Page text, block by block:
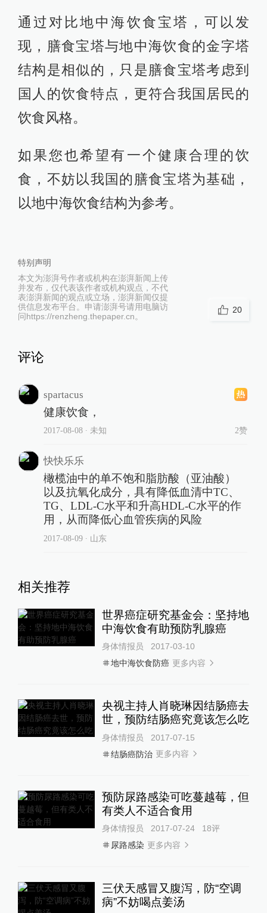
通过对比地中海饮食宝塔，可以发
现，膳食宝塔与地中海饮食的金字塔
结构是相似的，只是膳食宝塔考虑到
国人的饮食特点，更符合我国居民的
饮食风格。
如果您也希望有一个健康合理的饮
食，不妨以我国的膳食宝塔为基础，
以地中海饮食结构为参考。
特别声明
本文为澎湃号作者或机构在澎湃新闻上传
并发布，仅代表该作者或机构观点，不代
表澎湃新闻的观点或立场，澎湃新闻仅提
供信息发布平台。申请澎湃号请用电脑访
问https://renzheng.thepaper.cn。
20
评论
spartacus
健康饮食，
2017-08-08∙ 未知 2赞
快快乐乐
橄榄油中的单不饱和脂肪酸（亚油酸）
以及抗氧化成分，具有降低血清中TC、
TG、LDL-C水平和升高HDL-C水平的作
用，从而降低心血管疾病的风险
2017-08-09∙ 山东
相关推荐
世界癌症研究基金会：坚持地
中海饮食有助预防乳腺癌
身体情报员
2017-03-10
地中海饮食防癌 更多内容
央视主持人肖晓琳因结肠癌去
世，预防结肠癌究竟该怎么吃
身体情报员
2017-07-15
结肠癌防治 更多内容
预防尿路感染可吃蔓越莓，但
有类人不适合食用
身体情报员 2017-07-24 18评
尿路感染 更多内容
三伏天感冒又腹泻，防“空调
病”不妨喝点姜汤